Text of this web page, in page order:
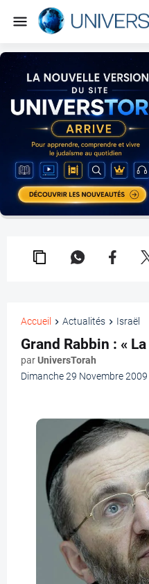
Accueil Actualités Israël
Grand Rabbin : «
parUniversTorah
Dimanche 29 Novembre 2009